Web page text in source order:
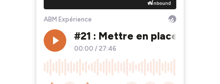
ABM Expérience
#21 : Mettre en place des
00:00 / 27:46